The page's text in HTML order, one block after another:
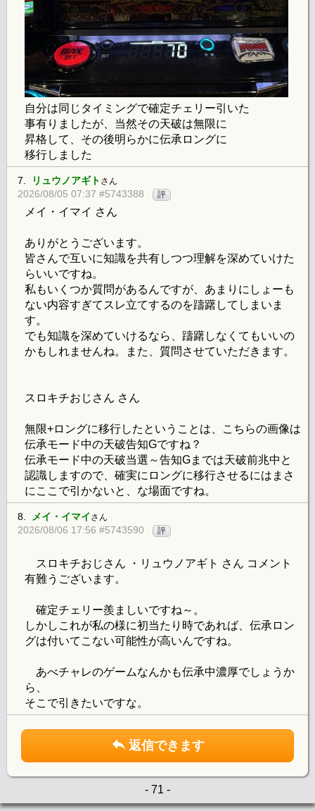
自分は同じタイミングで確定チェリー引いた
事有りましたが、当然その天破は無限に
昇格して、その後明らかに伝承ロングに
移行しました
7. リュウノアギト さん
2026/08/05 07:37 #5743388 評
メイ・イマイ さん
ありがとうございます。
皆さんで互いに知識を共有しつつ理解を深めていけた
らいいですね。
私もいくつか質問があるんですが、あまりにしょーも
ない内容すぎてスレ立てするのを躊躇してしまいま
す。
でも知識を深めていけるなら、躊躇しなくてもいいの
かもしれませんね。また、質問させていただきます。
スロキチおじさん さん
無限+ロングに移行したということは、こちらの画像は
伝承モード中の天破告知Gですね？
伝承モード中の天破当選～告知Gまでは天破前兆中と
認識しますので、確実にロングに移行させるにはまさ
にここで引かないと、な場面ですね。
8. メイ・イマイ さん
2026/08/06 17:56 #5743590 評
スロキチおじさん ・リュウノアギト さん コメント
有難うございます。
確定チェリー羨ましいですね～。
しかしこれが私の様に初当たり時であれば、伝承ロン
グは付いてこない可能性が高いんですね。
あべチャレのゲームなんかも伝承中濃厚でしょうか
ら、
そこで引きたいですな。
返信できます
- 71 -